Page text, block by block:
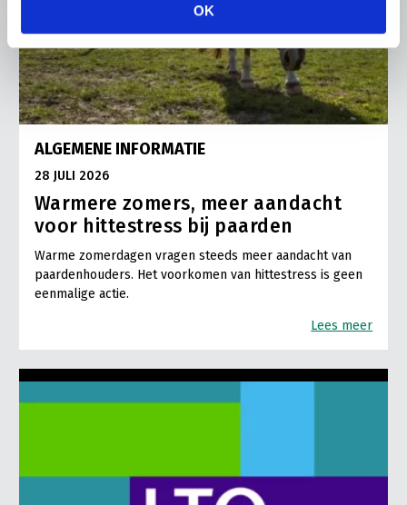
OK
ALGEMENE INFORMATIE
28 JULI 2026
Warmere zomers, meer aandacht
voor hittestress bij paarden
Warme zomerdagen vragen steeds meer aandacht van
paardenhouders. Het voorkomen van hittestress is geen
eenmalige actie.
Lees meer